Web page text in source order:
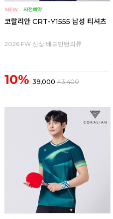
코랄리안 CRT-Y1555 남성 티셔츠
2026 FW 신상 배드민턴의류
10% 39,000 43,400